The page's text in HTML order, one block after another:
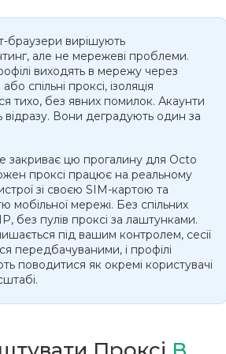
браузери вирішують
але не мережеві проблеми.
виходять в мережу через
або спільні проксі, ізоляція
тихо, без явних помилок. Акаунти
відразу. Вони деградують один за
закриває цю прогалину для Octo
проксі працює на реальному
зі своєю SIM-картою та
мобільної мережі. Без спільних
без пулів проксі за лаштунками.
під вашим контролем, сесії
передбачуваними, і профілі
поводитися як окремі користувачі